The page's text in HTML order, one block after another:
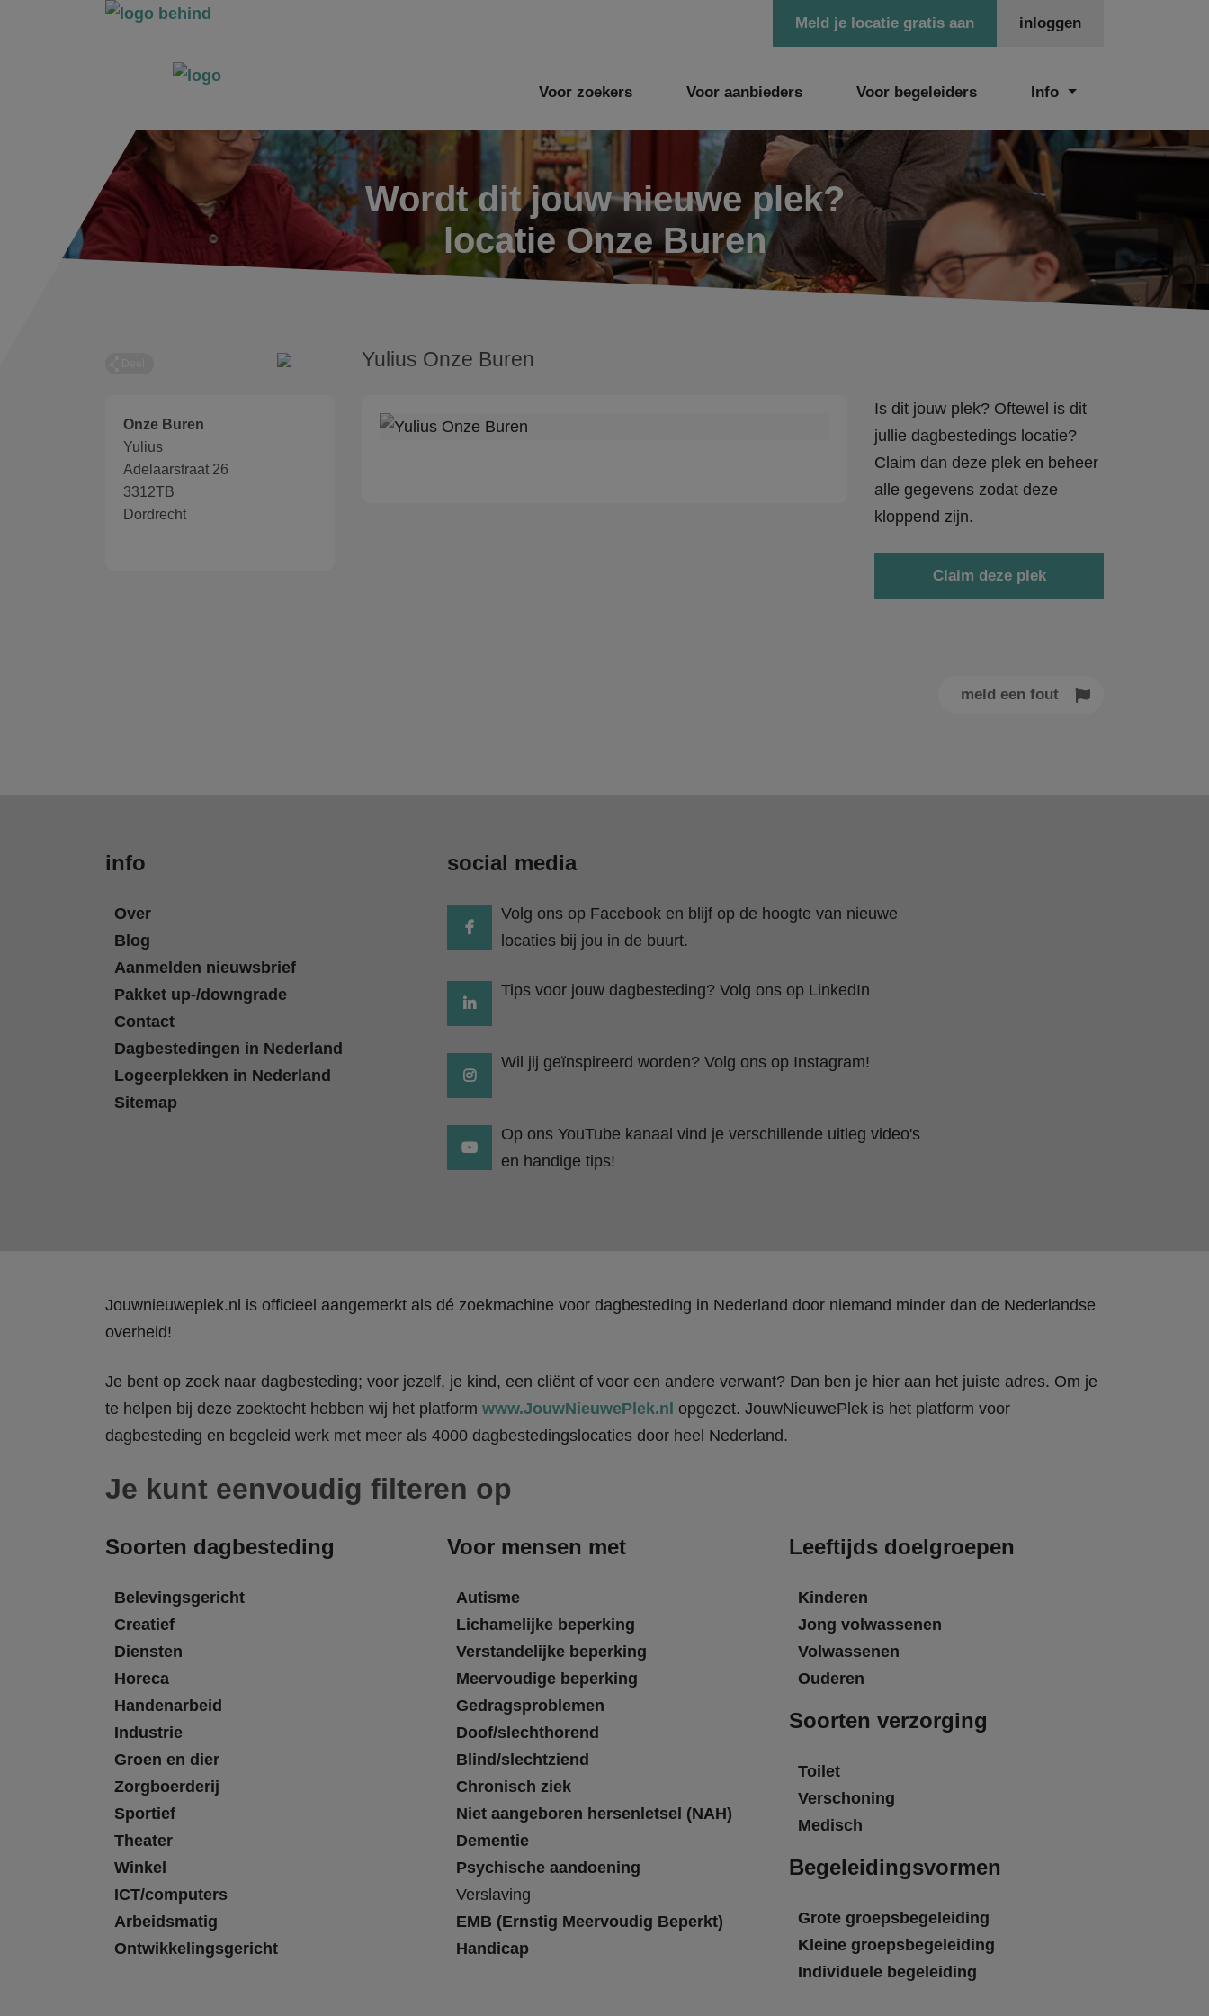
inloggen
Meld je locatie gratis aan
Voor zoekers Voor aanbieders Voor begeleiders Info
Wordt dit jouw nieuwe plek?
locatie Onze Buren
Yulius Onze Buren
Onze Buren
Yulius
Adelaarstraat 26
3312TB
Dordrecht
Is dit jouw plek? Oftewel is dit
jullie dagbestedings locatie?
Claim dan deze plek en beheer
alle gegevens zodat deze
kloppend zijn.
Claim deze plek
meld een fout
info
Over
Blog
Aanmelden nieuwsbrief
Pakket up-/downgrade
Contact
Dagbestedingen in Nederland
Logeerplekken in Nederland
Sitemap
social media
Volg ons op Facebook en blijf op de hoogte van nieuwe
locaties bij jou in de buurt.
Tips voor jouw dagbesteding? Volg ons op LinkedIn
Wil jij geïnspireerd worden? Volg ons op Instagram!
Op ons YouTube kanaal vind je verschillende uitleg video's
en handige tips!
Jouwnieuweplek.nl is officieel aangemerkt als dé zoekmachine voor dagbesteding in Nederland door niemand minder dan de Nederlandse
overheid!
Je bent op zoek naar dagbesteding; voor jezelf, je kind, een cliënt of voor een andere verwant? Dan ben je hier aan het juiste adres. Om je
te helpen bij deze zoektocht hebben wij het platform www.JouwNieuwePlek.nl opgezet. JouwNieuwePlek is het platform voor
dagbesteding en begeleid werk met meer als 4000 dagbestedingslocaties door heel Nederland.
Je kunt eenvoudig filteren op
Soorten dagbesteding
Belevingsgericht
Creatief
Diensten
Horeca
Handenarbeid
Industrie
Groen en dier
Zorgboerderij
Sportief
Theater
Winkel
ICT/computers
Arbeidsmatig
Ontwikkelingsgericht
Voor mensen met
Autisme
Lichamelijke beperking
Verstandelijke beperking
Meervoudige beperking
Gedragsproblemen
Doof/slechthorend
Blind/slechtziend
Chronisch ziek
Niet aangeboren hersenletsel (NAH)
Dementie
Psychische aandoening
Verslaving
EMB (Ernstig Meervoudig Beperkt)
Handicap
Leeftijds doelgroepen
Kinderen
Jong volwassenen
Volwassenen
Ouderen
Soorten verzorging
Toilet
Verschoning
Medisch
Begeleidingsvormen
Grote groepsbegeleiding
Kleine groepsbegeleiding
Individuele begeleiding